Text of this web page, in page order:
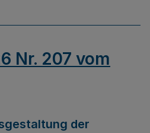
Nr. 207 vom
der